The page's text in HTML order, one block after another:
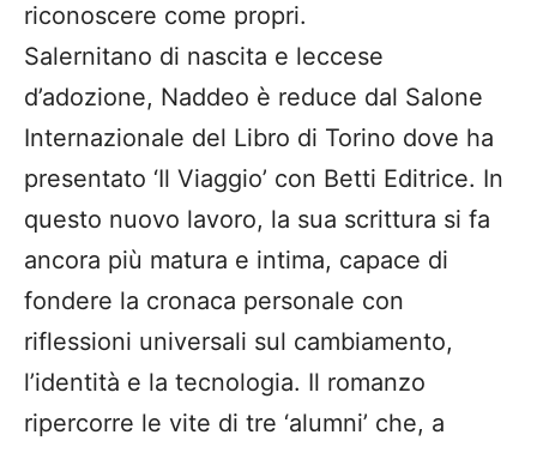
riconoscere come propri.
Salernitano di nascita e leccese
d’adozione, Naddeo è reduce dal Salone
Internazionale del Libro di Torino dove ha
presentato ‘Il Viaggio’ con Betti Editrice. In
questo nuovo lavoro, la sua scrittura si fa
ancora più matura e intima, capace di
fondere la cronaca personale con
riflessioni universali sul cambiamento,
l’identità e la tecnologia. Il romanzo
ripercorre le vite di tre ‘alumni’ che, a